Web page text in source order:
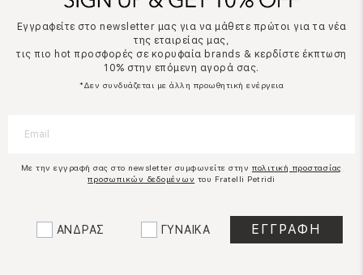
Εγγραφείτε στο newsletter μας για να μάθετε πρώτοι για τα νέα
της εταιρείας μας,
τις πιο hot προσφορές σε κορυφαία brands & κερδίστε έκπτωση
10% στην επόμενη αγορά σας.
*Δεν συνδυάζεται με άλλη προωθητική ενέργεια
Με την εγγραφή σας στο newsletter συμφωνείτε στην πολιτική προστασίας
προσωπικών δεδομένων του Fratelli Petridi
ΑΝΔΡΑΣ ΓΥΝΑΙΚΑ